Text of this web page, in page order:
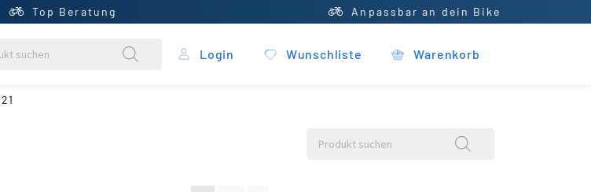
Top Beratung Anpassbar an dein Bike
Login Wunschliste Warenkorb